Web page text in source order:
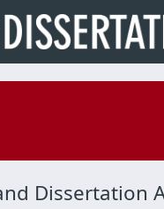
Dissertation